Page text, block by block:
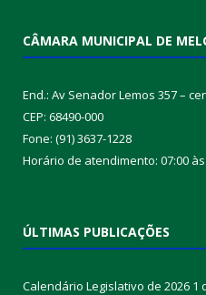
CÂMARA MUNICIPAL DE
End.: Av Senador Lemos 357 –
CEP: 68490-000
Fone: (91) 3637-1228
Horário de atendimento: 07:00 às
ÚLTIMAS PUBLICAÇÕES
Calendário Legislativo de 2026 1